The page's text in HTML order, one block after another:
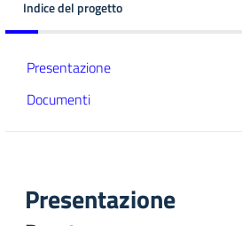
Indice del progetto
Presentazione
Documenti
Presentazione